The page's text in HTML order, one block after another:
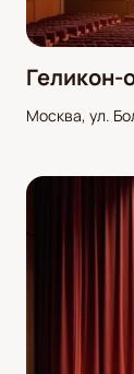
Геликон-
Москва, ул.